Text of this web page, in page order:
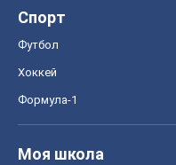
Спорт
Футбол
Хоккей
Формула-1
Моя школа